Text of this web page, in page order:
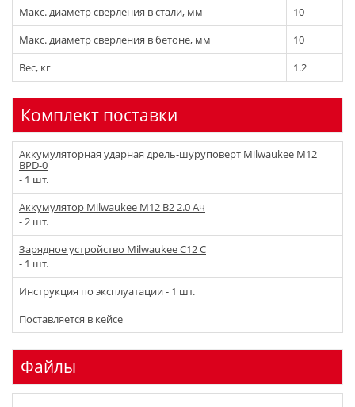
Макс. диаметр сверления в стали, мм
10
Макс. диаметр сверления в бетоне, мм
10
Вес, кг
1.2
Комплект поставки
Аккумуляторная ударная дрель-шуруповерт Milwaukee M12
BPD-0
- 1 шт.
Аккумулятор Milwaukee M12 B2 2.0 Ач
- 2 шт.
Зарядное устройство Milwaukee C12 C
- 1 шт.
Инструкция по эксплуатации - 1 шт.
Поставляется в кейсе
Файлы